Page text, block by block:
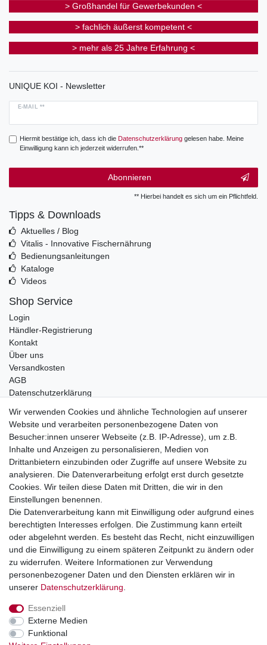
> Großhandel für Gewerbekunden <
> fachlich äußerst kompetent <
> mehr als 25 Jahre Erfahrung <
UNIQUE KOI - Newsletter
E-MAIL **
Hiermit bestätige ich, dass ich die Daten­schutz­erklärunggelesen habe. Meine
Einwilligung kann ich jederzeit widerrufen.**
Abonnieren
** Hierbei handelt es sich um ein Pflichtfeld.
Tipps & Downloads
Aktuelles / Blog
Vitalis - Innovative Fischernährung
Bedienungsanleitungen
Kataloge
Videos
Shop Service
Login
Händler-Registrierung
Kontakt
Über uns
Versandkosten
AGB
Datenschutzerklärung
Telefonische Beratung und Unterstützung für Händler unter:
+49 2851 5895-0
Montag - Donnerstag: 08.00 - 16.30 Uhr
Freitag: 08.00 - 16.00 Uhr
Wir sind ein Großhandel, bitte wenden Sie sich als
Endkunde direkt an Ihren örtlichen Fachhändler. Vielen
Dank!
Widerrufs­recht Impressum Daten­schutz­erklärung
Wir verwenden Cookies und ähnliche Technologien auf unserer
Website und verarbeiten personenbezogene Daten von
Besucher:innen unserer Webseite (z.B. IP-Adresse), um z.B.
Inhalte und Anzeigen zu personalisieren, Medien von
Drittanbietern einzubinden oder Zugriffe auf unsere Website zu
analysieren. Die Datenverarbeitung erfolgt erst durch gesetzte
Cookies. Wir teilen diese Daten mit Dritten, die wir in den
Einstellungen benennen.
Die Datenverarbeitung kann mit Einwilligung oder aufgrund eines
berechtigten Interesses erfolgen. Die Zustimmung kann erteilt
oder abgelehnt werden. Es besteht das Recht, nicht einzuwilligen
und die Einwilligung zu einem späteren Zeitpunkt zu ändern oder
zu widerrufen. Weitere Informationen zur Verwendung
personenbezogener Daten und den Diensten erklären wir in
unserer Daten­schutz­erklärung
Essenziell
Externe Medien
Funktional